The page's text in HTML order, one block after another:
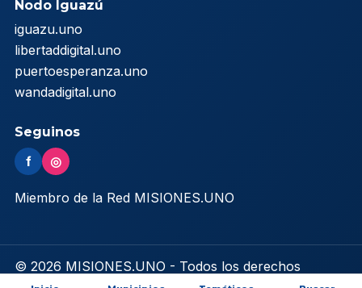
Nodo Iguazú
iguazu.uno
libertaddigital.uno
puertoesperanza.uno
wandadigital.uno
Seguinos
f ◎
Miembro de la Red MISIONES.UNO
© 2026 MISIONES.UNO - Todos los derechos
reservados